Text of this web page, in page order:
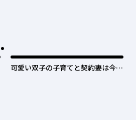
可愛い双子の子育てと契約妻は今日